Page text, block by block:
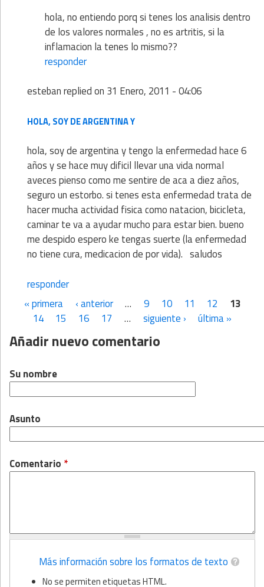
hola, no entiendo porq si tenes los analisis dentro
de los valores normales , no es artritis, si la
inflamacion la tenes lo mismo??
responder
estebanreplied on 31 Enero, 2011 - 04:06
HOLA, SOY DE ARGENTINA Y
hola, soy de argentina y tengo la enfermedad hace 6
años y se hace muy dificil llevar una vida normal
aveces pienso como me sentire de aca a diez años,
seguro un estorbo. si tenes esta enfermedad trata de
hacer mucha actividad fisica como natacion, bicicleta,
caminar te va a ayudar mucho para estar bien. bueno
me despido espero ke tengas suerte (la enfermedad
no tiene cura, medicacion de por vida). saludos
responder
Páginas
« primera ‹ anterior … 9 10 11 12
13
14
15 16 17 … siguiente › última »
Añadir nuevo comentario
Su nombre
Asunto
Comentario *
Más información sobre los formatos de texto
No se permiten etiquetas HTML.